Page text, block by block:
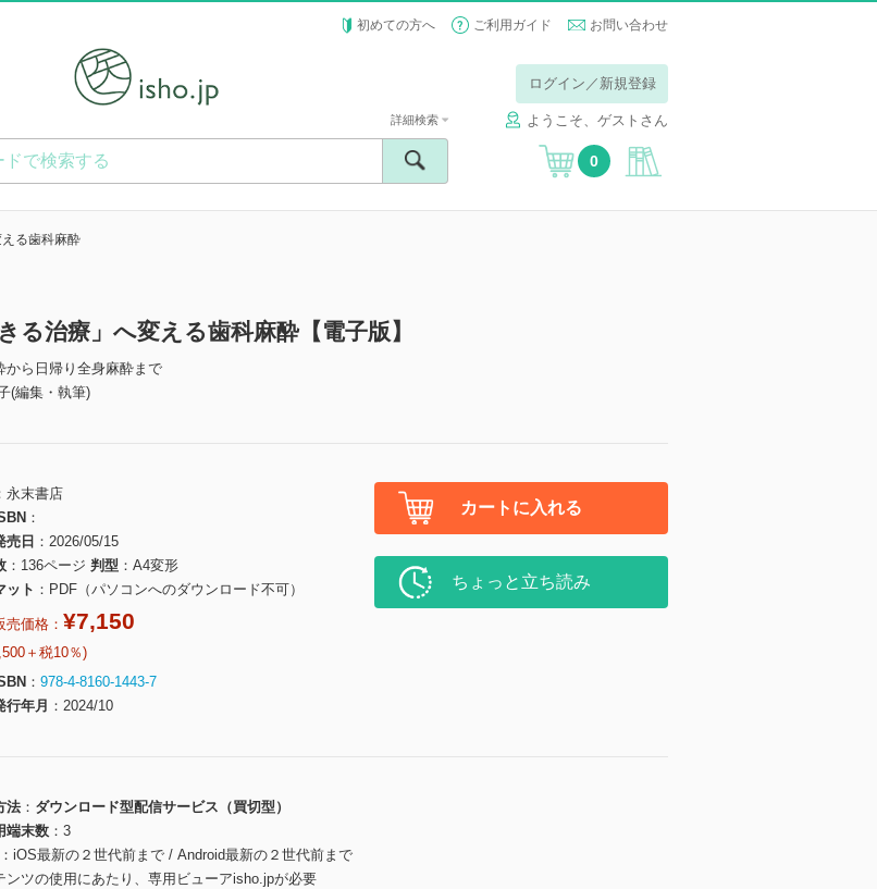
初めての方へ ご利用ガイド お問い合わせ
ログイン／新規登録
ようこそ、ゲストさん
詳細検索
0
える歯科麻酔
きる治療」へ変える歯科麻酔【電子版】
から日帰り全身麻酔まで
(編集・執筆)
永末書店
売日
2026/05/15
136ページ 判型
A4変形
ット
PDF（パソコンへのダウンロード不可）
売価格： ¥7,150
＋税10％)
978-4-8160-1443-7
行年月
2024/10
カートに入れる
ちょっと立ち読み
法
ダウンロード型配信サービス（買切型）
端末数
3
iOS最新の２世代前まで / Android最新の２世代前まで
ツの使用にあたり、専用ビューアisho.jpが必要